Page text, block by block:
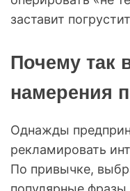
заставит
Почему так
намерения
Однажды
рекламировать
По привычке,